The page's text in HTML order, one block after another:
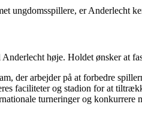
ungdomsspillere, er Anderlecht
høje. Holdet ønsker at
der arbejder på at forbedre
faciliteter og stadion for at
turneringer og konkurrere